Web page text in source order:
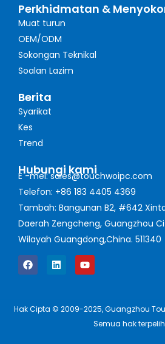
Perkhidmatan &
Muat turun
OEM/ODM
Sokongan Teknikal
Soalan Lazim
Berita
Syarikat
Kes
Trend
Hubungi kami
E -mel: sales@touchwoipc.com
Telefon: +86 183 4405 4369
Tambah: Bangunan B2, #642
Daerah Zengcheng, Guangzhou
Wilayah Guangdong,China. 511340
Hak Cipta © 2009-2025, Guangzhou
Semua hak